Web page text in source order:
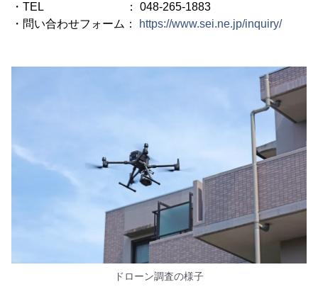
・TEL ： 048-265-1883
・問い合わせフォーム：
https://www.sei.ne.jp/inquiry/
ドローン調査の様子